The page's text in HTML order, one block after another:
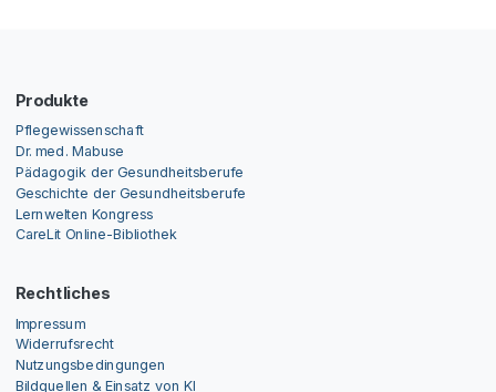
Produkte
Pflegewissenschaft
Dr. med. Mabuse
Pädagogik der Gesundheitsberufe
Geschichte der Gesundheitsberufe
Lernwelten Kongress
CareLit Online-Bibliothek
Rechtliches
Impressum
Widerrufsrecht
Nutzungsbedingungen
Bildquellen & Einsatz von KI